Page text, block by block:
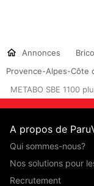
Annonces
Provence-Alpes-Côte
METABO SBE 1100
A propos de
Qui sommes-nous?
Nos solutions pour
Recrutement